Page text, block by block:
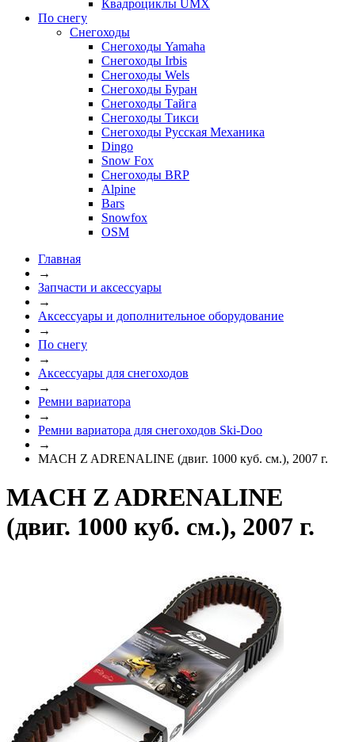
Квадроциклы UMX
По снегу
Снегоходы
Снегоходы Yamaha
Снегоходы Irbis
Снегоходы Wels
Снегоходы Буран
Снегоходы Тайга
Снегоходы Тикси
Снегоходы Русская Механика
Dingo
Snow Fox
Снегоходы BRP
Alpine
Bars
Snowfox
OSM
Главная
→
Запчасти и аксессуары
→
Аксессуары и дополнительное оборудование
→
По снегу
→
Аксессуары для снегоходов
→
Ремни вариатора
→
Ремни вариатора для снегоходов Ski-Doo
→
MACH Z ADRENALINE (двиг. 1000 куб. см.), 2007 г.
MACH Z ADRENALINE
(двиг. 1000 куб. см.), 2007 г.